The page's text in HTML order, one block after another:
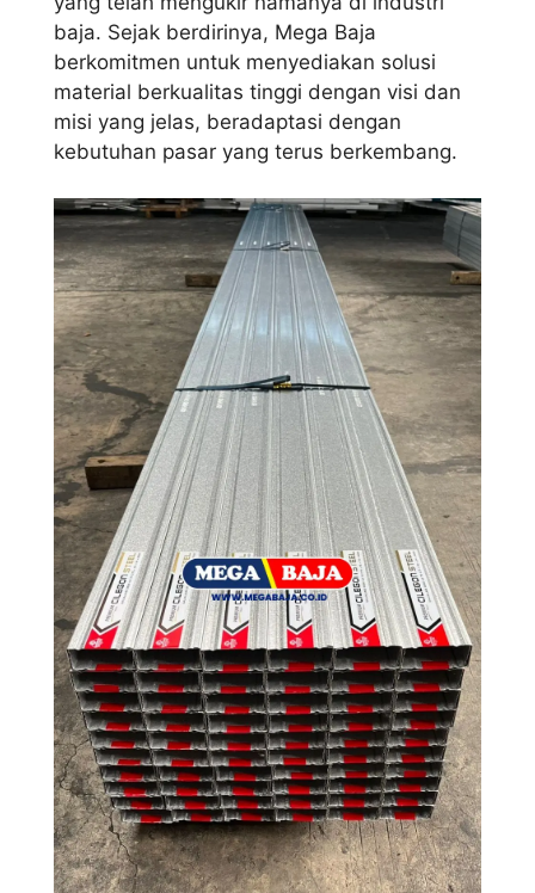
baja. Sejak berdirinya, Mega Baja
berkomitmen untuk menyediakan solusi
material berkualitas tinggi dengan visi dan
misi yang jelas, beradaptasi dengan
kebutuhan pasar yang terus berkembang.